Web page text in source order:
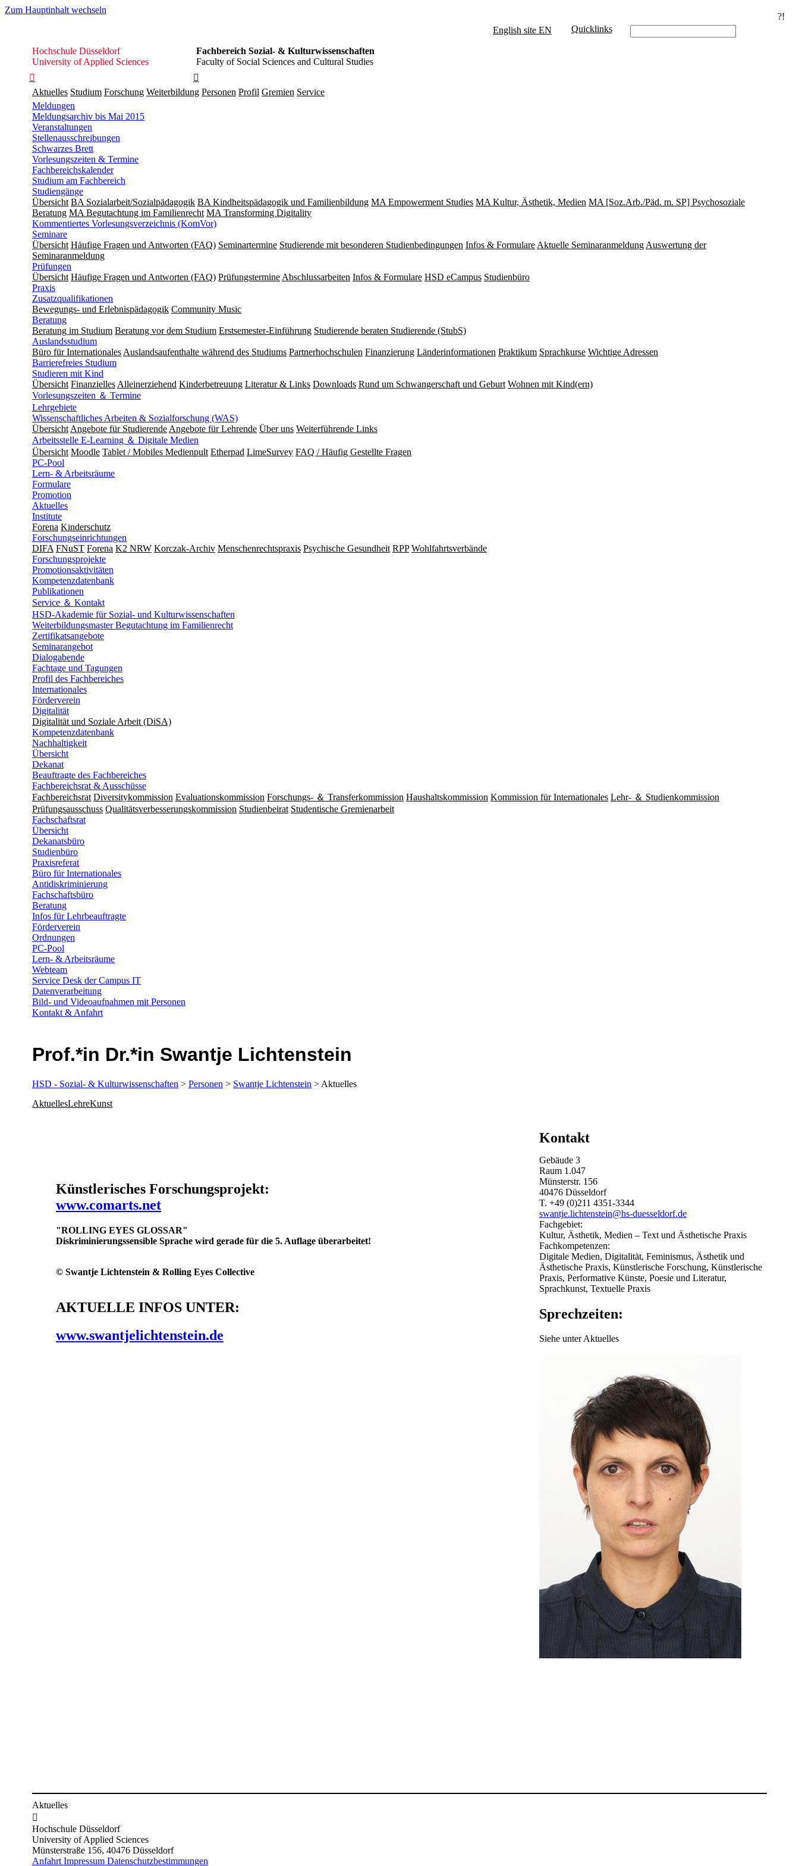
Zum Hauptinhalt wechseln
?!
Hochschule
Düsseldorf
Hochschule Düsseldorf
University of Applied Sciences
Fachbereich Sozial- & Kulturwissenschaften
Faculty of Social Sciences and Cultural Studies


English site EN Quicklinks
Aktuelles Studium Forschung Weiterbildung Personen Profil Gremien Service
Meldungen
Meldungsarchiv bis Mai 2015
Veranstaltungen
Stellenausschreibungen
Schwarzes Brett
Vorlesungszeiten & Termine
Fachbereichskalender
Studium am Fachbereich
Studiengänge
Übersicht BA Sozialarbeit/Sozialpädagogik BA Kindheitspädagogik und Familienbildung MA Empowerment Studies MA Kultur, Ästhetik, Medien MA [Soz.Arb./Päd. m. SP] Psychosoziale
Beratung MA Begut­ach­tung im Fami­lien­recht MA Transforming Digitality
Kommentiertes Vorlesungsverzeichnis (KomVor)
Seminare
Übersicht Häufige Fragen und Antworten (FAQ) Seminartermine Studierende mit besonderen Studienbedingungen Infos & Formulare Aktuelle Seminaranmeldung Auswertung der
Seminaranmeldung
Prüfungen
Übersicht Häufige Fragen und Antworten (FAQ) Prüfungstermine Abschlussarbeiten Infos & Formulare HSD eCampus Studienbüro
Praxis
Zusatzqualifikationen
Bewegungs- und Erlebnispädagogik Community Music
Beratung
Beratung im Studium Beratung vor dem Studium Erstsemester-Einführung Studierende beraten Studierende (StubS)
Auslandsstudium
Büro für Internationales Auslandsaufenthalte während des Studiums Partnerhochschulen Finanzierung Länderinformationen Praktikum Sprachkurse Wichtige Adressen
Barrierefreies Studium
Studieren mit Kind
Übersicht Finanzielles Alleinerziehend Kinderbetreuung Literatur & Links Downloads Rund um Schwangerschaft und Geburt Wohnen mit Kind(ern)
Vorlesungszeiten ＆ Termine
Lehrgebiete
Wissenschaftliches Arbeiten & Sozialforschung (WAS)
Übersicht Angebote für Studierende Angebote für Lehrende Über uns Weiterführende Links
Arbeitsstelle E-Learning ＆ Digitale Medien
Übersicht Moodle Tablet / Mobiles Medienpult Etherpad LimeSurvey FAQ / Häufig Gestellte Fragen
PC-Pool
Lern- & Arbeitsräume
Formulare
Promotion
Aktuelles
Institute
Forena Kinderschutz
Forschungseinrichtungen
DIFA FNuST Forena K2 NRW Korczak-Archiv Men­schen­rechts­praxis Psy­chische Gesund­heit RPP Wohlfahrts­verbände
Forschungsprojekte
Promotionsaktivitäten
Kompetenzdatenbank
Publikationen
Service ＆ Kontakt
HSD-Akademie für Sozial- und Kulturwissenschaften
Weiterbildungsmaster Begutachtung im Familienrecht
Zertifikatsangebote
Seminarangebot
Dialogabende
Fachtage und Tagungen
Profil des Fachbereiches
Internationales
Förderverein
Digitalität
Digitalität und Soziale Arbeit (DiSA)
Kompetenzdatenbank
Nachhaltigkeit
Übersicht
Dekanat
Beauftragte des Fachbereiches
Fachbereichsrat & Ausschüsse
Fachbereichsrat Diversitykommission Evaluationskommission Forschungs- ＆ Transferkommission Haushaltskommission Kommission für Internationales Lehr- ＆ Studienkommission
Prüfungsausschuss Qualitätsverbesserungskommission Studienbeirat Studentische Gremienarbeit
Fachschaftsrat
Übersicht
Dekanatsbüro
Studienbüro
Praxisreferat
Büro für Internationales
Antidiskriminierung
Fachschaftsbüro
Beratung
Infos für Lehrbeauftragte
Förderverein
Ordnungen
PC-Pool
Lern- & Arbeitsräume
Webteam
Service Desk der Campus IT
Datenverarbeitung
Bild- und Videoaufnahmen mit Personen
Kontakt & Anfahrt
Prof.*in Dr.*in Swantje Lichtenstein
HSD - Sozial- & Kulturwissenschaften > Personen > Swantje Lichtenstein > Aktuelles
AktuellesLehreKunst
Künstlerisches Forschungsprojekt:
www.comarts.net
"ROLLING EYES GLOSSAR"
Diskriminierungssensible Sprache wird gerade für die 5. Auflage überarbeitet!
© Swantje Lichtenstein & Rolling Eyes Collective
AKTUELLE INFOS UNTER:
www.swantjelichtenstein.de
Kontakt
Gebäude 3
Raum 1.047
Münsterstr. 156
40476 Düsseldorf
T. +49 (0)211 4351-3344
swantje.lichtenstein@hs-duesseldorf.de
Fachgebiet:
Kultur, Ästhetik, Medien – Text und Ästhetische Praxis
Fachkompetenzen:
Digitale Medien, Digitalität, Feminismus, Ästhetik und
Ästhetische Praxis, Künstlerische Forschung, Künstlerische
Praxis, Performative Künste, Poesie und Literatur,
Sprachkunst, Textuelle Praxis
Sprechzeiten:
Siehe unter Aktuelles
Aktuelles

Hochschule Düsseldorf
University of Applied Sciences
Münsterstraße 156, 40476 Düsseldorf
AnfahrtImpressum Datenschutzbestimmungen